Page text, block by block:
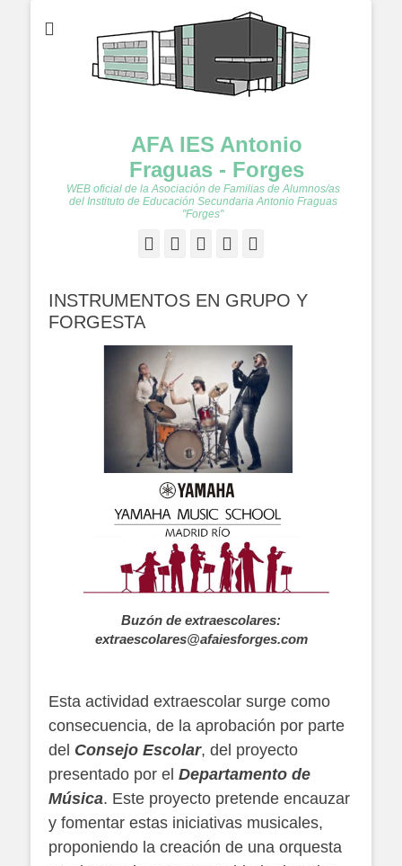
AFA IES Antonio
Fraguas - Forges
WEB oficial de la Asociación de Familias de Alumnos/as
del Instituto de Educación Secundaria Antonio Fraguas
"Forges"
Facebook
Twitter
Feed YouTube
INSTRUMENTOS EN GRUPO Y
FORGESTA
Buzón de extraescolares:
extraescolares@afaiesforges.com
Esta actividad extraescolar surge como
consecuencia, de la aprobación por parte
del Consejo Escolar, del proyecto
presentado por el Departamento de
Música. Este proyecto pretende encauzar
y fomentar estas iniciativas musicales,
proponiendo la creación de una orquesta